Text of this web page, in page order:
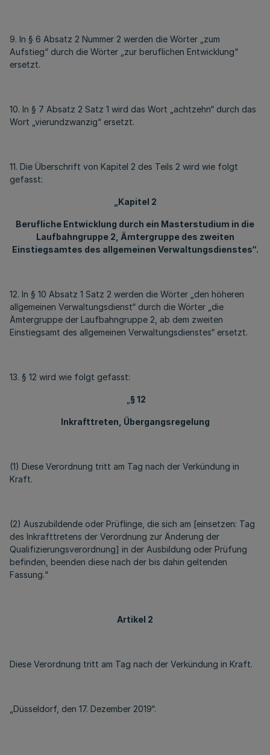
9. In § 6 Absatz 2 Nummer 2 werden die Wörter „zum
Aufstieg“ durch die Wörter „zur beruflichen Entwicklung“
ersetzt.
10. In § 7 Absatz 2 Satz 1 wird das Wort „achtzehn“ durch das
Wort „vierundzwanzig“ ersetzt.
11. Die Überschrift von Kapitel 2 des Teils 2 wird wie folgt
gefasst:
„Kapitel 2
Berufliche Entwicklung durch ein Masterstudium in die
Laufbahngruppe 2, Ämtergruppe des zweiten
Einstiegsamtes des allgemeinen Verwaltungsdienstes“.
12. In § 10 Absatz 1 Satz 2 werden die Wörter „den höheren
allgemeinen Verwaltungsdienst“ durch die Wörter „die
Ämtergruppe der Laufbahngruppe 2, ab dem zweiten
Einstiegsamt des allgemeinen Verwaltungsdienstes“ ersetzt.
13. § 12 wird wie folgt gefasst:
§ 12
Inkrafttreten, Übergangsregelung
(1) Diese Verordnung tritt am Tag nach der Verkündung in
Kraft.
(2) Auszubildende oder Prüflinge, die sich am [einsetzen: Tag
des Inkrafttretens der Verordnung zur Änderung der
Qualifizierungsverordnung] in der Ausbildung oder Prüfung
befinden, beenden diese nach der bis dahin geltenden
Fassung.“
Artikel 2
Diese Verordnung tritt am Tag nach der Verkündung in Kraft.
„Düsseldorf, den 17. Dezember 2019“.